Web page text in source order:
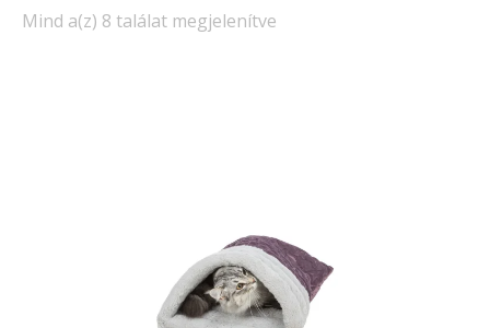
Mind a(z) 8 találat megjelenítve